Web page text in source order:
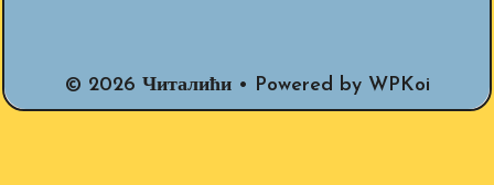
© 2026 Читалићи• Powered by WPKoi